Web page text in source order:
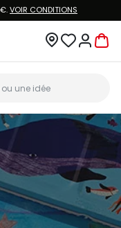
VOIR CONDITIONS